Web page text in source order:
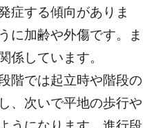
症する傾向がありま
に加齢や外傷です。ま
係しています。
階では起立時や階段の
、次いで平地の歩行や